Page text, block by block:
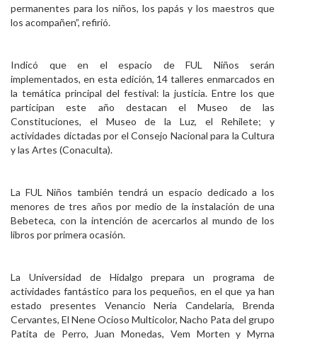
permanentes para los niños, los papás y los maestros que
los acompañen”, refirió.
Indicó que en el espacio de FUL Niños serán
implementados, en esta edición, 14 talleres enmarcados en
la temática principal del festival: la justicia. Entre los que
participan este año destacan el Museo de las
Constituciones, el Museo de la Luz, el Rehilete; y
actividades dictadas por el Consejo Nacional para la Cultura
y las Artes (Conaculta).
La FUL Niños también tendrá un espacio dedicado a los
menores de tres años por medio de la instalación de una
Bebeteca, con la intención de acercarlos al mundo de los
libros por primera ocasión.
La Universidad de Hidalgo prepara un programa de
actividades fantástico para los pequeños, en el que ya han
estado presentes Venancio Neria Candelaria, Brenda
Cervantes, El Nene Ocioso Multicolor, Nacho Pata del grupo
Patita de Perro, Juan Monedas, Vem Morten y Myrna